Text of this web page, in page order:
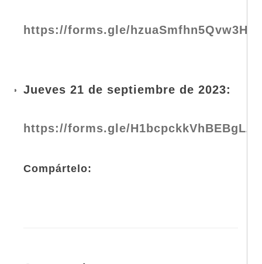
https://forms.gle/hzuaSmfhn5Qvw3Hp8
Jueves 21 de septiembre de 2023:
https://forms.gle/H1bcpckkVhBEBgLZA
Compártelo: